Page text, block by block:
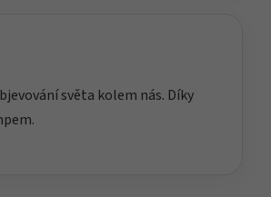
světa kolem nás. Díky